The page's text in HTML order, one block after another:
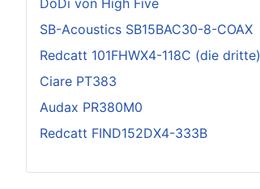
SB-Acoustics SB15BAC30-8-COAX
Redcatt 101FHWX4-118C (die dritte)
Ciare PT383
Audax PR380M0
Redcatt FIND152DX4-333B